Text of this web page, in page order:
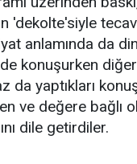
'dekolte'siyle
anlamında da
konuşurken
da yaptıkları
ve değere bağlı
dile getirdiler.